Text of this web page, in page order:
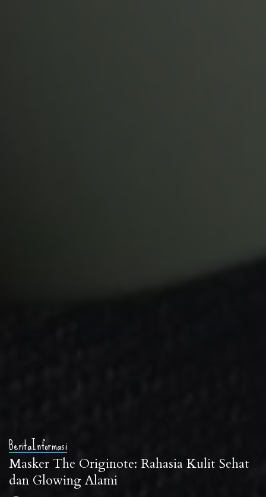
BeritaInformasi
Masker The Originote: Rahasia Kulit Sehat
dan Glowing Alami